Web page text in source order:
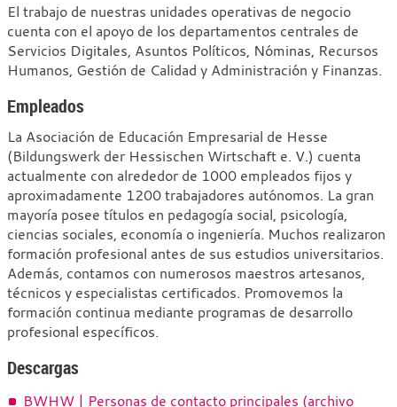
El trabajo de nuestras unidades operativas de negocio
cuenta con el apoyo de los departamentos centrales de
Servicios Digitales, Asuntos Políticos, Nóminas, Recursos
Humanos, Gestión de Calidad y Administración y Finanzas.
Empleados
La Asociación de Educación Empresarial de Hesse
(Bildungswerk der Hessischen Wirtschaft e. V.) cuenta
actualmente con alrededor de 1000 empleados fijos y
aproximadamente 1200 trabajadores autónomos. La gran
mayoría posee títulos en pedagogía social, psicología,
ciencias sociales, economía o ingeniería. Muchos realizaron
formación profesional antes de sus estudios universitarios.
Además, contamos con numerosos maestros artesanos,
técnicos y especialistas certificados. Promovemos la
formación continua mediante programas de desarrollo
profesional específicos.
Descargas
BWHW | Personas de contacto principales (archivo